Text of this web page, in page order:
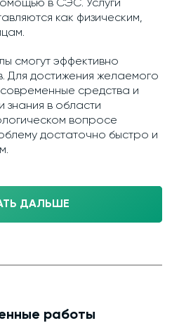
в СЭС. Услуги
как физическим,
смогут эффективно
Для достижения желаемого
современные средства и
знания в области
вопросе
достаточно быстро и
ДАЛЬШЕ
работы